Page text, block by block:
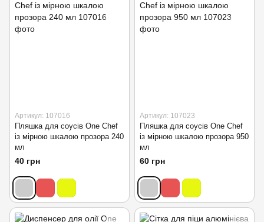
Артикул: 107016
Пляшка для соусів One Chef
із мірною шкалою прозора 240
мл
40 грн
Артикул: 107023
Пляшка для соусів One Chef
із мірною шкалою прозора 950
мл
60 грн